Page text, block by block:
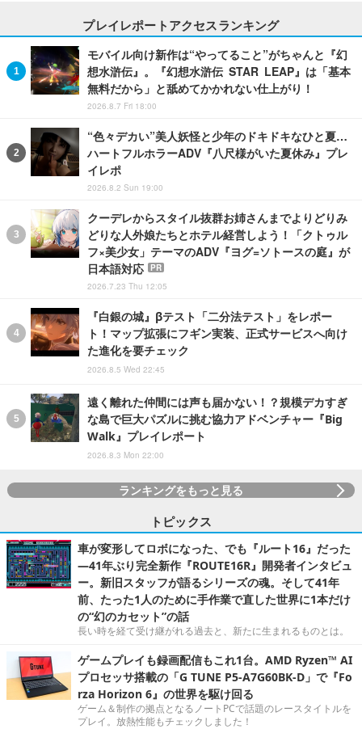
プレイレポートアクセスランキング
モバイル向け新作は“やってること”がちゃんと『幻
想水滸伝』。『幻想水滸伝 STAR LEAP』は「基本
無料だから」と舐めてかかれない仕上がり！
2026.8.7 Fri 18:00
“色々デカい”美人妖怪と少年のドキドキなひと夏…
ハートフルホラーADV『八尺様がいた夏休み』プレ
イレポ
2026.8.2 Sun 19:00
クーデレからスタイル抜群お姉さんまでよりどりみ
どりな人外娘たちとホテル経営しよう！「クトゥル
フ×美少女」テーマのADV『ヨグ=ソトースの庭』が
日本語対応
PR
2026.7.23 Thu 12:05
『白銀の城』βテスト「二分法テスト」をレポー
ト！マップ拡張にフギン実装、正式サービスへ向け
た進化を要チェック
2026.8.5 Wed 22:45
遠く離れた仲間には声も届かない！？規模デカすぎ
な島で巨大パズルに挑む協力アドベンチャー『Big
Walk』プレイレポート
2026.8.3 Mon 22:00
ランキングをもっと見る
トピックス
車が変形してロボになった、でも『ルート16』だった
―41年ぶり完全新作『ROUTE16R』開発者インタビュ
ー。新旧スタッフが語るシリーズの魂。そして41年
前、たった1人のために手作業で直した世界に1本だけ
の“幻のカセット”の話
長い時を経て受け継がれる過去と、新たに生まれるものとは。
ゲームプレイも録画配信もこれ1台。AMD Ryzen™ AI
プロセッサ搭載の「G TUNE P5-A7G60BK-D」で『Fo
rza Horizon 6』の世界を駆け回る
ゲーム＆制作の拠点となるノートPCで話題のレースタイトルを
プレイ。放熱性能もチェックしました！